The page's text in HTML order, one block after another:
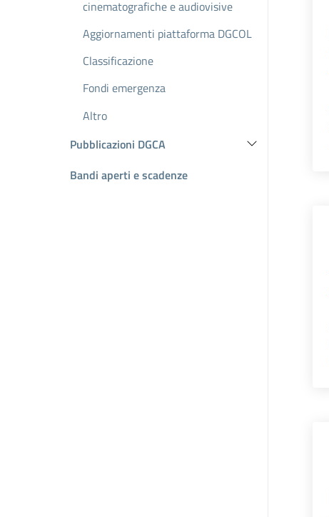
cinematografiche e audiovisive
Aggiornamenti piattaforma DGCOL
Classificazione
Fondi emergenza
Altro
Pubblicazioni DGCA
Bandi aperti e scadenze